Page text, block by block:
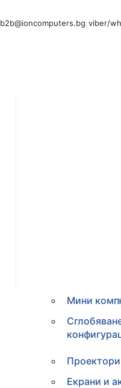
b2b@ioncomputers.bg viber/
Мини
Проектори
Екрани и